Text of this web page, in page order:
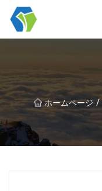
ホームページ /